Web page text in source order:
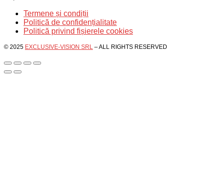
Termene și condiții
Politică de confidențialitate
Politică privind fișierele cookies
© 2025 EXCLUSIVE-VISION SRL – ALL RIGHTS RESERVED